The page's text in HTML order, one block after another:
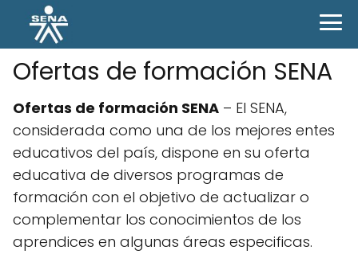
Ofertas de formación SENA
Ofertas de formación SENA – El SENA,
considerada como una de los mejores entes
educativos del país, dispone en su oferta
educativa de diversos programas de
formación con el objetivo de actualizar o
complementar los conocimientos de los
aprendices en algunas áreas especificas.